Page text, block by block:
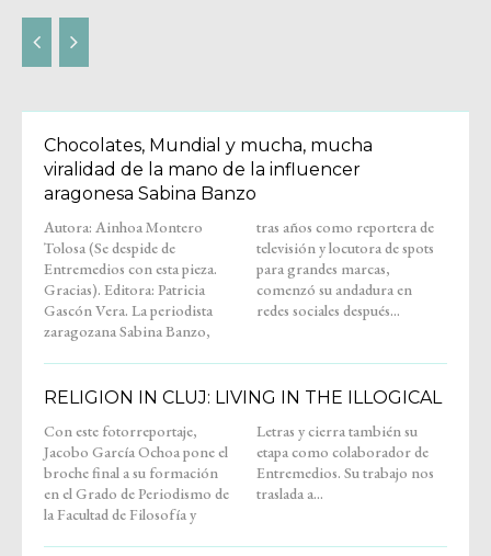
Chocolates, Mundial y mucha, mucha
viralidad de la mano de la influencer
aragonesa Sabina Banzo
Autora: Ainhoa Montero
Tolosa (Se despide de
Entremedios con esta pieza.
Gracias). Editora: Patricia
Gascón Vera. La periodista
zaragozana Sabina Banzo,
tras años como reportera de
televisión y locutora de spots
para grandes marcas,
comenzó su andadura en
redes sociales después...
RELIGION IN CLUJ: LIVING IN THE ILLOGICAL
Con este fotorreportaje,
Jacobo García Ochoa pone el
broche final a su formación
en el Grado de Periodismo de
la Facultad de Filosofía y
Letras y cierra también su
etapa como colaborador de
Entremedios. Su trabajo nos
traslada a...